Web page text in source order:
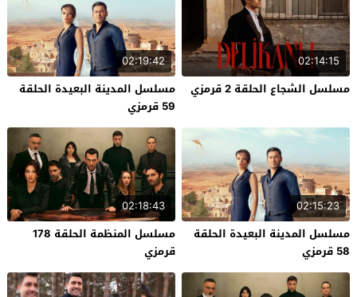
02:14:15
مسلسل الشجاع الحلقة 2 قرمزي
02:19:42
مسلسل المدينة البعيدة الحلقة
59 قرمزي
02:15:23
مسلسل المدينة البعيدة الحلقة
58 قرمزي
02:18:43
مسلسل المنظمة الحلقة 178
قرمزي